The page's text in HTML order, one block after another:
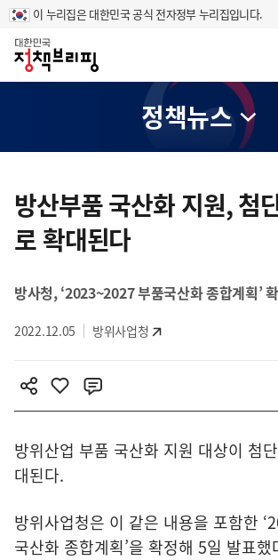
이 누리집은 대한민국 공식 전자정부 누리집입니다.
홈
정책뉴스
텐
츠
영
방산부품 국산화 지원, 첨
로 확대된다
방사청, ‘2023~2027 부품국산화 종합계획’
2022.12.05 방위사업청
방위산업 부품 국산화 지원 대상이 첨
대된다.
방위사업청은 이 같은 내용을 포함한
국산화 종합계획’을 확정해 5일 발표했